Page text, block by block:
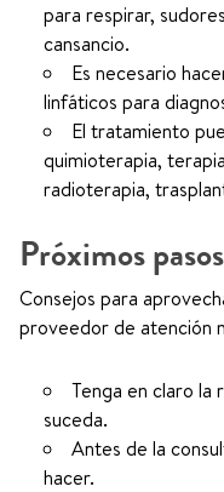
para respirar,
cansancio.
Es necesario
linfáticos para
El tratamiento
quimioterapia,
radioterapia,
Próximos pasos
Consejos para
proveedor de atención
Tenga en claro la
suceda.
Antes de la
hacer.